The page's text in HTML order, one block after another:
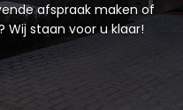
afspraak maken of
staan voor u klaar!